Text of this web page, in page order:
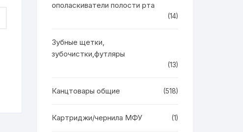
ополаскиватели полости рта
(14)
Зубные щетки,
зубочистки,футляры
(13)
Канцтовары общие (518)
Картриджи/чернила МФУ (1)